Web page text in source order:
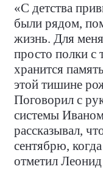
«С детства
были рядом,
жизнь. Для
просто полки с
хранится
этой тишине
Поговорил с
системы
рассказывал,
сентябрю,
отметил